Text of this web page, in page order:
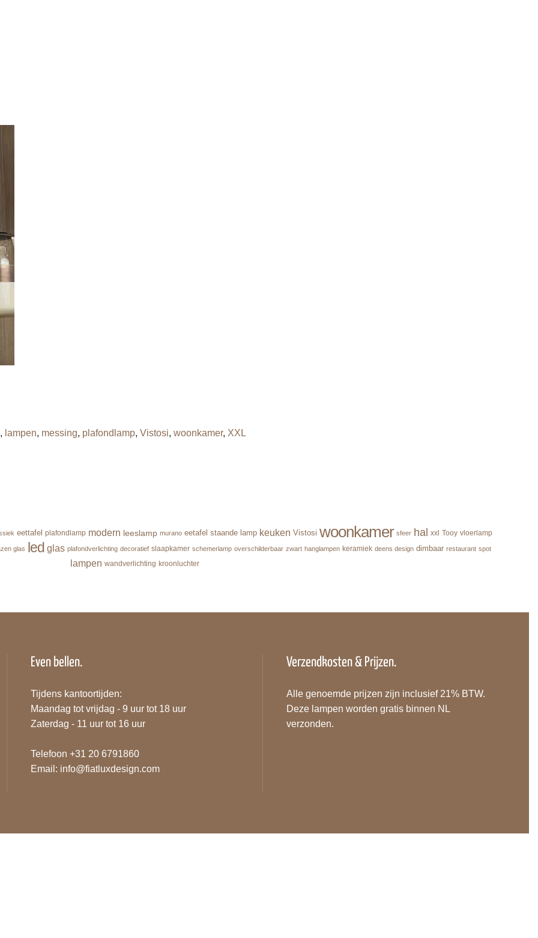
, lampen, messing, plafondlamp, Vistosi, woonkamer, XXL
eettafel plafondlamp modern leeslamp murano eetafel staande lamp keuken Vistosi woonkamer sfeer hal xxl Tooy vloerlamp
glas led glas plafondverlichting decoratief slaapkamer schemerlamp overschilderbaar zwart hanglampen keramiek deens design dimbaar restaurant spot
lampen wandverlichting kroonluchter
Even bellen.
Tijdens kantoortijden:
Maandag tot vrijdag - 9 uur tot 18 uur
Zaterdag - 11 uur tot 16 uur
Telefoon +31 20 6791860
Email: info@fiatluxdesign.com
Verzendkosten & Prijzen.
Alle genoemde prijzen zijn inclusief 21% BTW.
Deze lampen worden gratis binnen NL
verzonden.